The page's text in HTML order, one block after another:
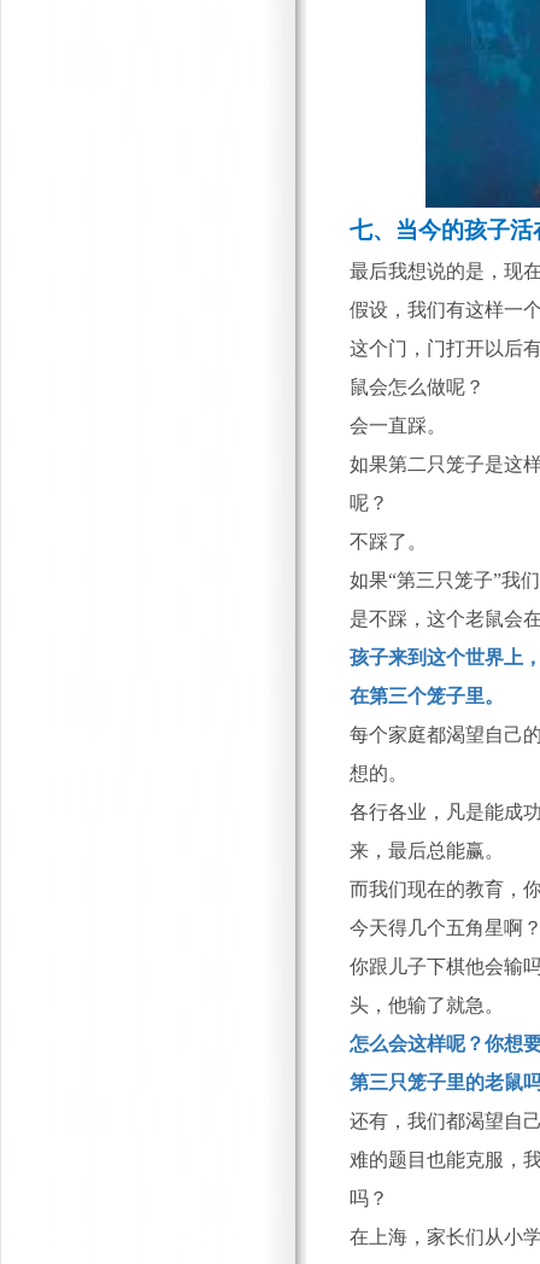
七、 当今的孩子活
最后我想说的是，现
假设，我们有这样一
这个门，门打开以后
鼠会怎么做呢？
会一直踩。
如果第二只笼子是这
呢？
不踩了。
如果“第三只笼子”我
是不踩，这个老鼠会
孩子来到这个世界上
在第三个笼子里。
每个家庭都渴望自己
想的。
各行各业，凡是能成
来，最后总能赢。
而我们现在的教育，
今天得几个五角星啊
你跟儿子下棋他会输
头，他输了就急。
怎么会这样呢？你想
第三只笼子里的老鼠
还有，我们都渴望自
难的题目也能克服，
吗？
在上海，家长们从小